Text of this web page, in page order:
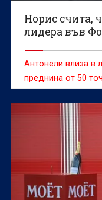
Норис счита,
лидера във
Антонели влиза в
преднина от 50